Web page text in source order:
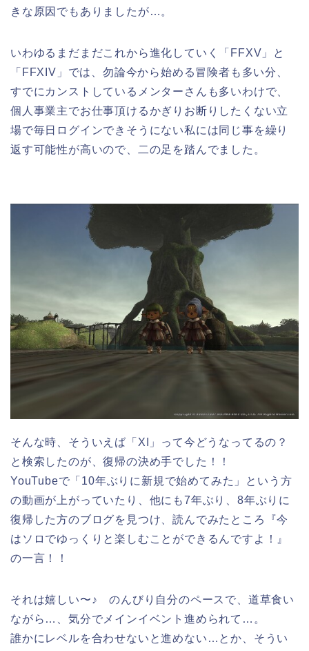
きな原因でもありましたが…。
いわゆるまだまだこれから進化していく「FFXV」と
「FFXIV」では、勿論今から始める冒険者も多い分、
すでにカンストしているメンターさんも多いわけで、
個人事業主でお仕事頂けるかぎりお断りしたくない立
場で毎日ログインできそうにない私には同じ事を繰り
返す可能性が高いので、二の足を踏んでました。
そんな時、そういえば「XI」って今どうなってるの？
と検索したのが、復帰の決め手でした！！
YouTubeで「10年ぶりに新規で始めてみた」という方
の動画が上がっていたり、他にも7年ぶり、8年ぶりに
復帰した方のブログを見つけ、読んでみたところ『今
はソロでゆっくりと楽しむことができるんですよ！』
の一言！！
それは嬉しい〜♪ のんびり自分のペースで、道草食い
ながら…、気分でメインイベント進められて…。
誰かにレベルを合わせないと進めない…とか、そうい